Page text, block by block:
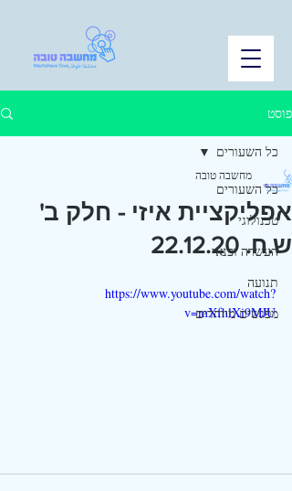
פוסט
כל השעורים
טכנולוגי
העשרה ופנאי
תנועה
מפגשים מיוחדים
כל השעורים
אפליקציית איזי - חלק ב'
ש.ח. 22.12.20
מחשבה טובה
https://www.youtube.com/watch?
v=mXfhlXi9MJU